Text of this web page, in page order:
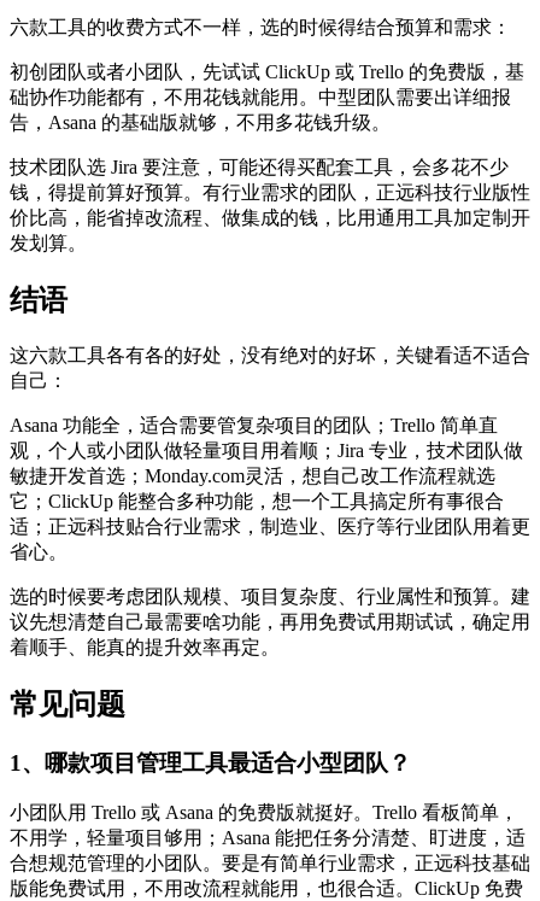
六款工具的收费方式不一样，选的时候得结合预算和需求：
初创团队或者小团队，先试试 ClickUp 或 Trello 的免费版，基
础协作功能都有，不用花钱就能用。中型团队需要出详细报
告，Asana 的基础版就够，不用多花钱升级。
技术团队选 Jira 要注意，可能还得买配套工具，会多花不少
钱，得提前算好预算。有行业需求的团队，正远科技行业版性
价比高，能省掉改流程、做集成的钱，比用通用工具加定制开
发划算。
结语
这六款工具各有各的好处，没有绝对的好坏，关键看适不适合
自己：
Asana 功能全，适合需要管复杂项目的团队；Trello 简单直
观，个人或小团队做轻量项目用着顺；Jira 专业，技术团队做
敏捷开发首选；Monday.com灵活，想自己改工作流程就选
它；ClickUp 能整合多种功能，想一个工具搞定所有事很合
适；正远科技贴合行业需求，制造业、医疗等行业团队用着更
省心。
选的时候要考虑团队规模、项目复杂度、行业属性和预算。建
议先想清楚自己最需要啥功能，再用免费试用期试试，确定用
着顺手、能真的提升效率再定。
常见问题
1、哪款项目管理工具最适合小型团队？
小团队用 Trello 或 Asana 的免费版就挺好。Trello 看板简单，
不用学，轻量项目够用；Asana 能把任务分清楚、盯进度，适
合想规范管理的小团队。要是有简单行业需求，正远科技基础
版能免费试用，不用改流程就能用，也很合适。ClickUp 免费